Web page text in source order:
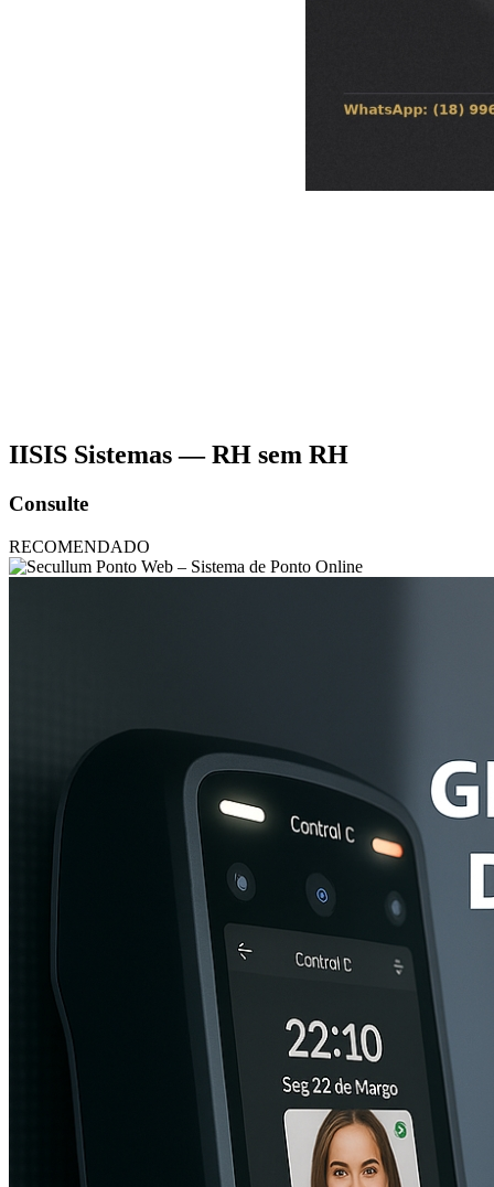
IISIS Sistemas — RH sem RH
Consulte
RECOMENDADO